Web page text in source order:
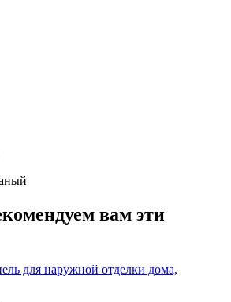
вам эти